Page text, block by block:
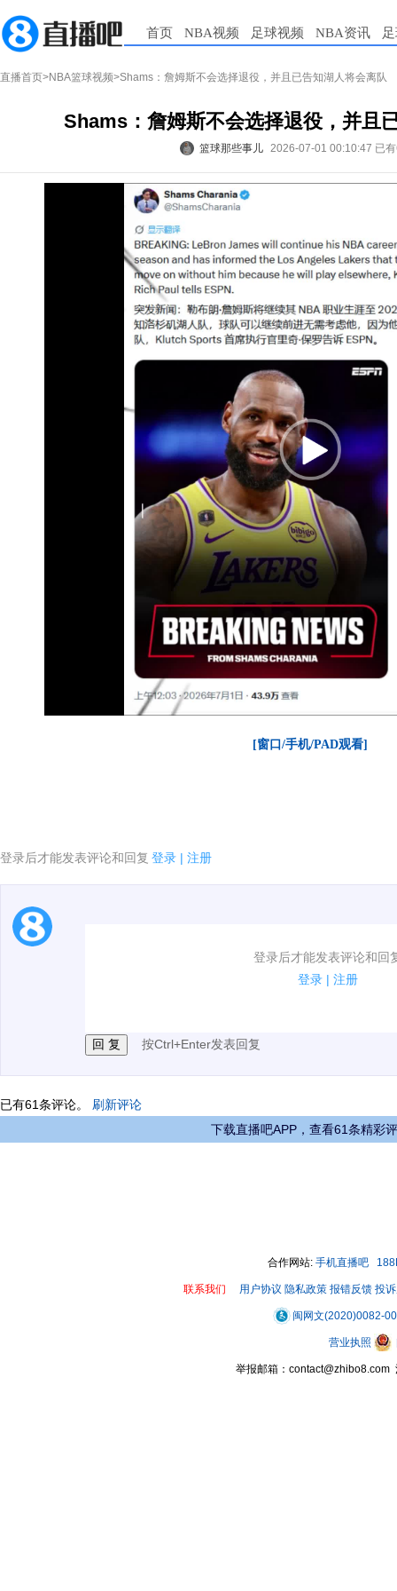
首页 NBA视频 足球视频 NBA资讯
直播首页>NBA篮球视频>Shams：詹姆斯不会选择退役，并且已告知湖人将会离队
Shams：詹姆斯不会选择退役，并且
篮球那些事儿 2026-07-01 00:10:47 已
[窗口/手机/PAD观看]
登录后才能发表评论和回复 登录 | 注册
登录后才能发表评论和回
登录 | 注册
1.电脑端新用户可以发表评论了！
按Ctrl+Enter发表回复
已有61条评论。 刷新评论
下载直播吧APP，查看61条精彩
合作网站: 手机直播吧
联系我们 用户协议 隐私政策 报错反馈 投
闽网文(2020)0082-
营业执照
举报邮箱：